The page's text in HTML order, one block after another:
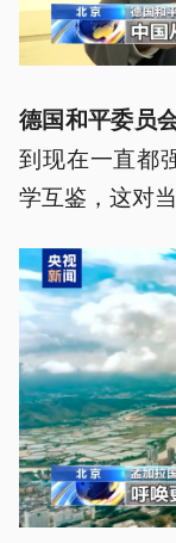
德国和平委员
到现在一直都
学互鉴，这对